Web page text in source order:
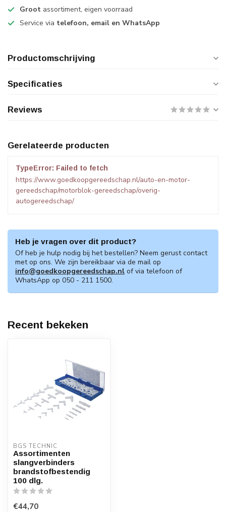
Groot assortiment, eigen voorraad
Service via telefoon, email en WhatsApp
Productomschrijving
Specificaties
Reviews
Gerelateerde producten
TypeError: Failed to fetch
https://www.goedkoopgereedschap.nl/auto-en-motor-
gereedschap/motorblok-gereedschap/overig-
autogereedschap/
Heb je vragen over dit product?
Of heb je hulp nodig bij het bestellen? Neem gerust contact
met op ons. We zijn bereikbaar via de mail op
info@goedkoopgereedschap.nl of via telefoon of
WhatsApp op 050 - 211 1500.
Recent bekeken
BGS TECHNIC
Assortimenten
slangverbinders
brandstofbestendig
100 dlg.
€44,70